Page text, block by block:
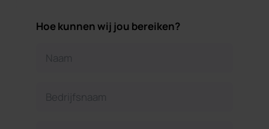
Hoe kunnen wij jou bereiken?